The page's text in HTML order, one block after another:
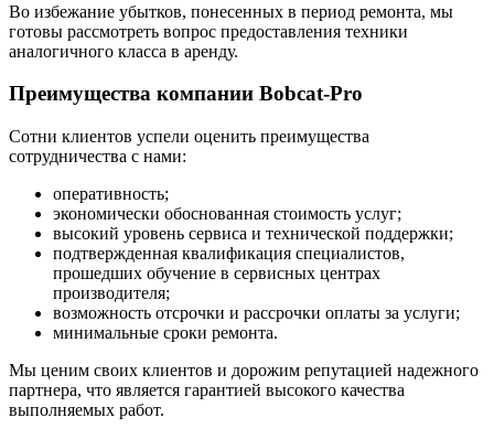
Во избежание убытков, понесенных в период ремонта, мы
готовы рассмотреть вопрос предоставления техники
аналогичного класса в аренду.
Преимущества компании Bobcat-Pro
Сотни клиентов успели оценить преимущества
сотрудничества с нами:
оперативность;
экономически обоснованная стоимость услуг;
высокий уровень сервиса и технической поддержки;
подтвержденная квалификация специалистов,
прошедших обучение в сервисных центрах
производителя;
возможность отсрочки и рассрочки оплаты за услуги;
минимальные сроки ремонта.
Мы ценим своих клиентов и дорожим репутацией надежного
партнера, что является гарантией высокого качества
выполняемых работ.